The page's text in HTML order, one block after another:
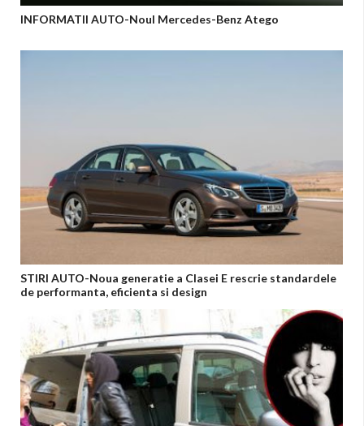
INFORMATII AUTO-Noul Mercedes-Benz Atego
STIRI AUTO-Noua generatie a Clasei E rescrie standardele
de performanta, eficienta si design